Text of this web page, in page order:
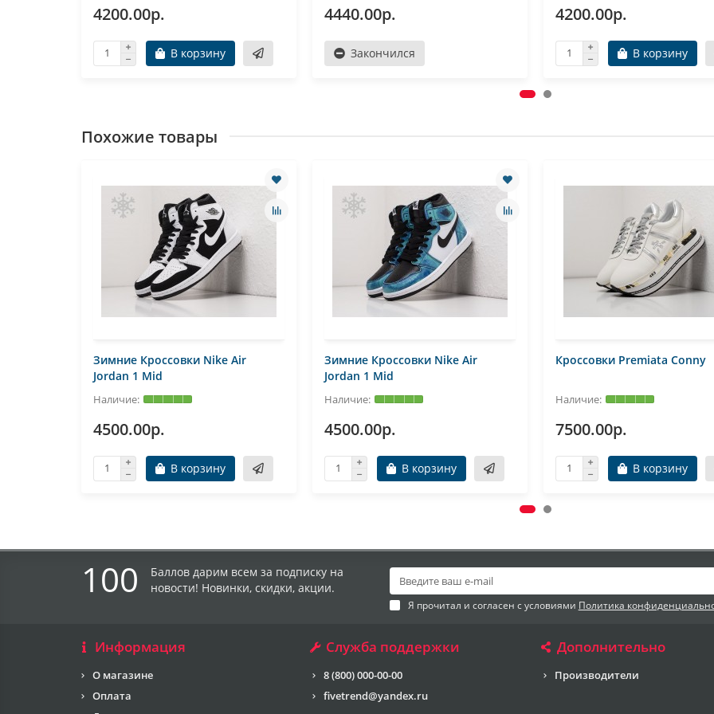
4200.00р.
В корзину
4440.00р.
Закончился
4200.00р.
В корзину
Похожие товары
Зимние Кроссовки Nike Air
Jordan 1 Mid
4500.00р.
В корзину
Зимние Кроссовки Nike Air
Jordan 1 Mid
4500.00р.
В корзину
Кроссовки Premiata Conny
7500.00р.
В корзину
100
Баллов дарим всем за подписку на
новости! Новинки, скидки, акции.
Я прочитал и согласен с условиями Политика
Информация
О магазине
Оплата
Служба поддержки
8 (800) 000-00-00
fivetrend@yandex.ru
Дополнительно
Производители